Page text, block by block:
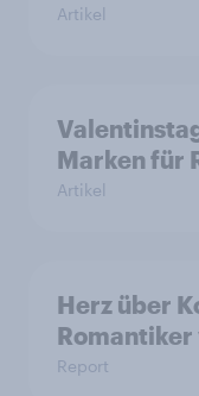
Artikel
Marken für
Artikel
Herz über
Romantiker
Report